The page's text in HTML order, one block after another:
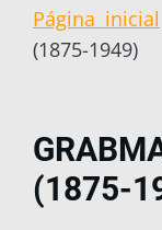
Página inicial
(1875-1949)
(1875-